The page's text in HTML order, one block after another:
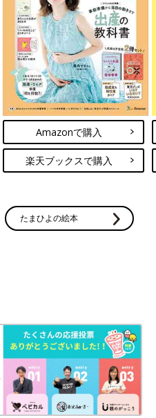
Amazonで購入
楽天ブックスで購入
たまひよの絵本